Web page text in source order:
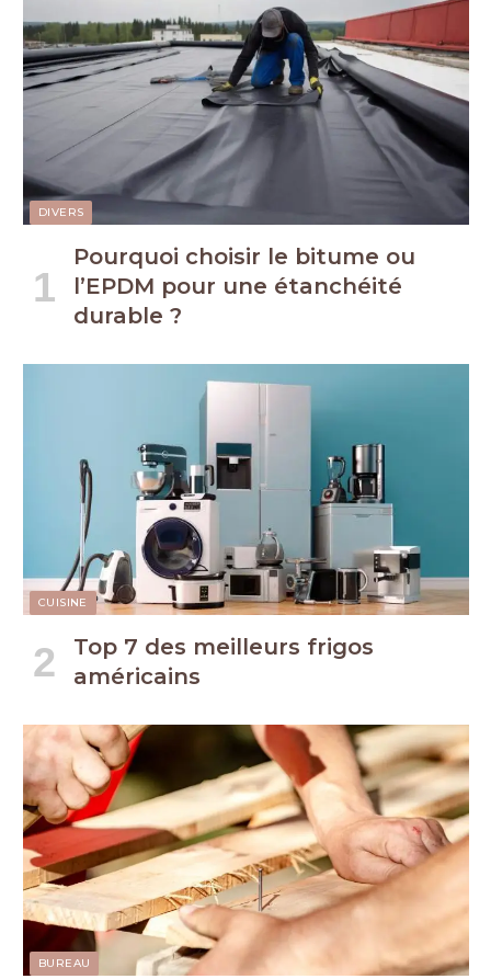
DIVERS
Pourquoi choisir le bitume ou
l’EPDM pour une étanchéité
durable ?
CUISINE
Top 7 des meilleurs frigos
américains
BUREAU